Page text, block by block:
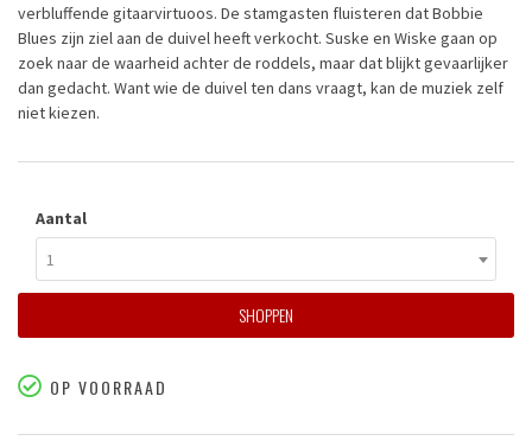
verbluffende gitaarvirtuoos. De stamgasten fluisteren dat Bobbie
Blues zijn ziel aan de duivel heeft verkocht. Suske en Wiske gaan op
zoek naar de waarheid achter de roddels, maar dat blijkt gevaarlijker
dan gedacht. Want wie de duivel ten dans vraagt, kan de muziek zelf
niet kiezen.
Aantal
1
SHOPPEN
OP VOORRAAD